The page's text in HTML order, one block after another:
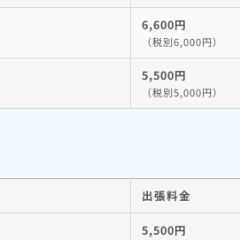
6,600円
（税別6,000円）
5,500円
（税別5,000円）
出張料金
5,500円